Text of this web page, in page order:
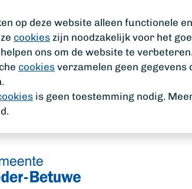
op deze website alleen functionele
cookies zijn noodzakelijk voor het
ons om de website te verbeteren.
cookies verzamelen geen
is geen toestemming nodig.